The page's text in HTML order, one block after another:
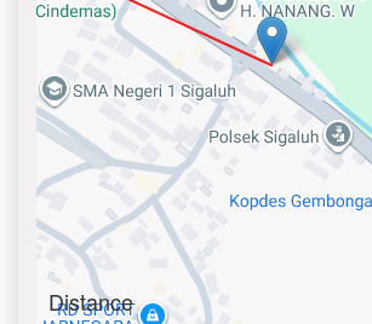
Distance